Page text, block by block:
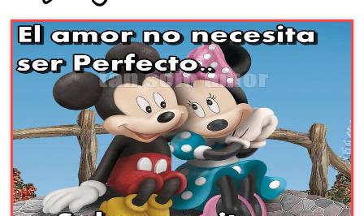
Días de la Semana
Buenas Noches
Frases
Feliz Cumpleaños
Festividad